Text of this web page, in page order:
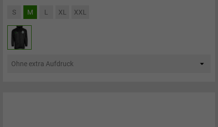
S M L XL XXL